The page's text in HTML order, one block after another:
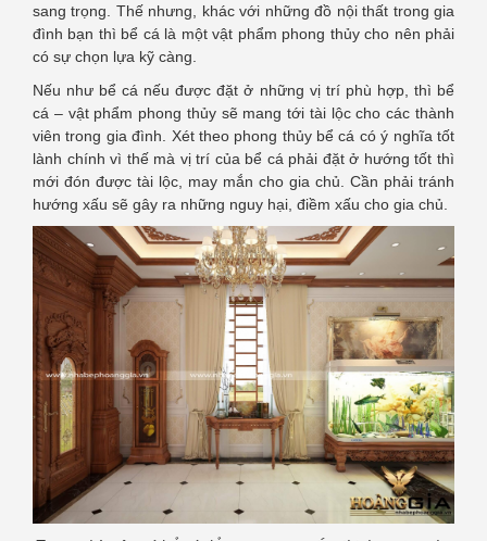
sang trọng. Thế nhưng, khác với những đồ nội thất trong gia
đình bạn thì bể cá là một vật phẩm phong thủy cho nên phải
có sự chọn lựa kỹ càng.
Nếu như bể cá nếu được đặt ở những vị trí phù hợp, thì bể
cá – vật phẩm phong thủy sẽ mang tới tài lộc cho các thành
viên trong gia đình. Xét theo phong thủy bể cá có ý nghĩa tốt
lành chính vì thế mà vị trí của bể cá phải đặt ở hướng tốt thì
mới đón được tài lộc, may mắn cho gia chủ. Cần phải tránh
hướng xấu sẽ gây ra những nguy hại, điềm xấu cho gia chủ.